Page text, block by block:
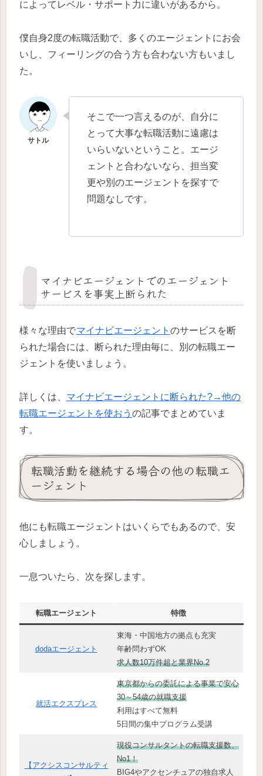
によってレベル・サポート力に違いがあるから。
僕自身2度の転職活動で、多くのエージェントにお会
いし、フィーリングの合う方も合わない方もいまし
た。
そこで一つ言えるのが、自分に
とって大事な転職活動に遠慮は
いらいないということ。エージ
ェントと合わないなら、担当変
更や別のエージェントを探すで
問題なしです。
マイナビエージェントでのエージェント
サービスを事実上断られた
様々な理由でマイナビエージェント のサービスを断
られた場合には、断られた理由毎に、別の転職エー
ジェントを使いましょう。
詳しくは、 マイナビエージェントに断られた?→他の
転職エージェントを使おう の記事でまとめていま
す。
転職活動を継続する場合の他の転職エ
ージェント
他にも転職エージェントはいくらでもあるので、安
心しましょう。
一息ついたら、次を探します。
転職エージェント 特徴
dodaエージェント
東海・中国地方の拠点も充実
年齢問わずOK
求人数10万件超と業界No.2
就活エクスプレス
東京都からの委託による事業で安心
30～54歳の就職支援
利用はすべて無料
5日間の集中プログラム受講
【アクシスコンサルティ
現役コンサルタントの転職支援数、
No1！
BIG4やアクセンチュアの独自求人